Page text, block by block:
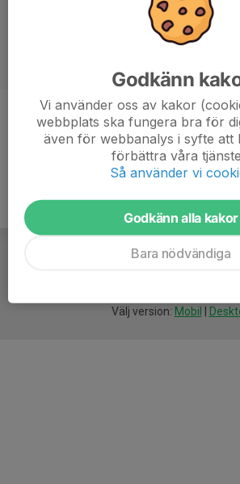
Ålder 38 år
Välj version: Mobil
Godkänn
Vi använder oss av kakor
webbplats ska fungera bra för
även för webbanalys i syfte att
förbättra våra
Så använder vi
Godkänn alla kakor
Bara nödvändiga